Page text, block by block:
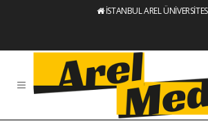
İSTANBUL AREL